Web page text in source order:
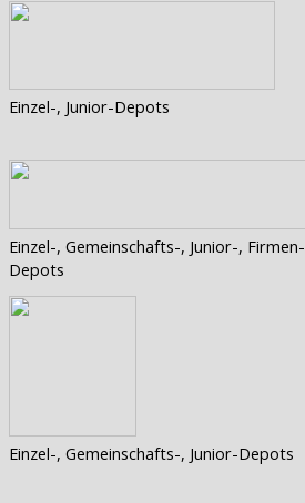
Einzel-, Junior-Depots
Einzel-, Gemeinschafts-, Junior-, Firmen-
Depots
Einzel-, Gemeinschafts-, Junior-Depots